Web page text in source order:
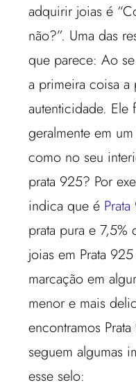
adquirir joias é
não?”. Uma das
que parece: Ao
a primeira coisa
autenticidade. Ele
geralmente em
como no seu
prata 925? Por
indica que é
prata pura e 7,5%
joias em Prata
marcação em
menor e mais
encontramos
seguem algumas
esse selo: